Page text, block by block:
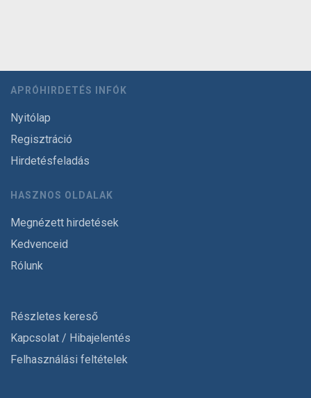
APRÓHIRDETÉS INFÓK
Nyitólap
Regisztráció
Hirdetésfeladás
HASZNOS OLDALAK
Megnézett hirdetések
Kedvenceid
Rólunk
Részletes kereső
Kapcsolat / Hibajelentés
Felhasználási feltételek